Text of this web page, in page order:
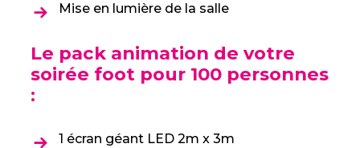
Mise en lumière de la salle
Le pack animation de votre
soirée foot pour 100 personnes
:
1 écran géant LED 2m x 3m